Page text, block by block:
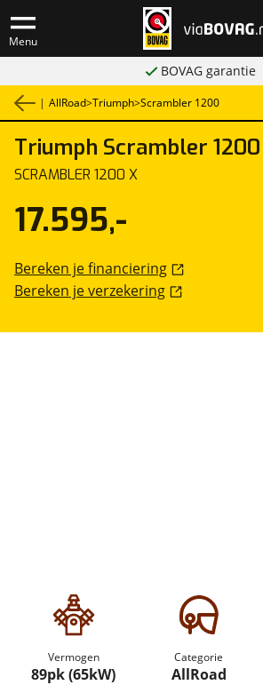
Menu
BOVAG garantie
| AllRoad>Triumph>Scrambler 1200
Triumph Scrambler 1200
SCRAMBLER 1200 X
Vermogen
89pk (65kW)
Categorie
AllRoad
17.595,-
Bereken je financiering
Bereken je verzekering